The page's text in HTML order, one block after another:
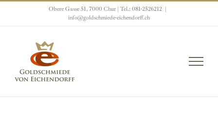
Obere Gasse 51, 7000 Chur | Tel.: 081-2526212 |
info@goldschmiede-eichendorff.ch